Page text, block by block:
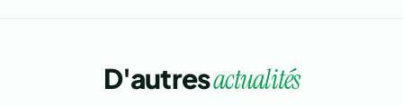
D'autresactualités